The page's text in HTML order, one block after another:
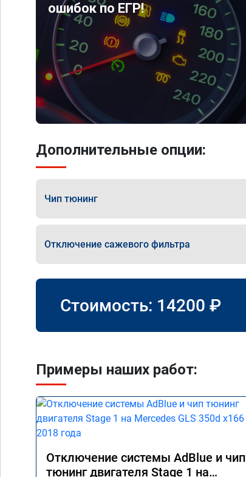
ошибок по ЕГР!
Дополнительные опции:
Чип тюнинг
Отключение сажевого фильтра
Стоимость: 14200 ₽
Примеры наших работ:
Отключение системы AdBlue и чип
тюнинг двигателя Stage 1 на